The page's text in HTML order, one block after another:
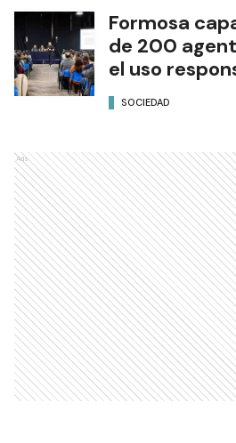
Formosa
de 200
el uso
SOCIEDAD
Ads